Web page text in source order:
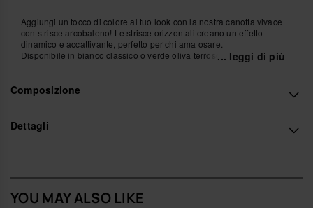
Aggiungi un tocco di colore al tuo look con la nostra canotta vivace
con strisce arcobaleno! Le strisce orizzontali creano un effetto
dinamico e accattivante, perfetto per chi ama osare.
Disponibile in bianco classico o verde oliva terroso, questa canotta è
perfetta per il tempo libero, le giornate estive o come capo da
Comfort e stile si uniscono in questo pezzo essenziale e super
trendy!
Havaianas in Italia, e porta il tuo stile a un livello superiore.
... leggi di più
Composizione
Dettagli
YOU MAY ALSO LIKE